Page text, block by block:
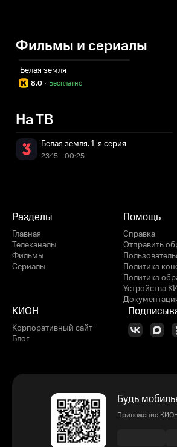
Фильмы и сериалы
Белая земля
8.0 Бесплатно
·
На ТВ
Белая земля. 1-я серия
23:15 - 00:25
Разделы
Главная
Телеканалы
Фильмы
Сериалы
Помощь
Справка
Отправить
Политика
Политика
Устройства
КИОН
Корпоративный сайт
Блог
Будь
Приложение